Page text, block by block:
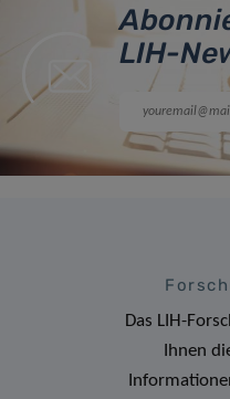
LIH-
Das LIH-
Ihnen